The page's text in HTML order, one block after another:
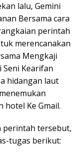
lalu, Gemini
Bersama cara
perintah
merencanakan
Mengkaji
Kearifan
hidangan laut
Ke Gmail.
perintah tersebut,
tugas berikut: